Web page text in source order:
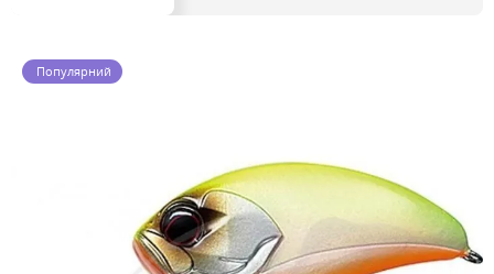
Популярний